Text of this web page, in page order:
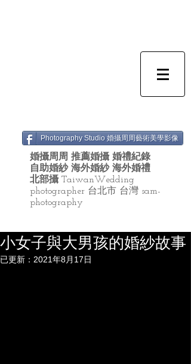
Photography Studio 婚攝周周藝術美學影像
婚攝周周 推薦婚攝 婚禮紀錄
自助婚紗 海外婚紗 海外婚禮
北部攝 TaiwanWedding
photographer 台北市 台灣 sam-
photography
小女子與大男孩的婚紗故事
已更新： 2021年8月17日